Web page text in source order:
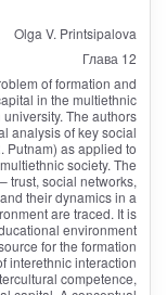
Olga V. Printsipalova
Глава 12
of formation and
in the multiethnic
The authors
analysis of key social
Putnam) as applied to
society. The
trust, social networks,
their dynamics in a
are traced. It is
environment
for the formation
interethnic interaction
competence,